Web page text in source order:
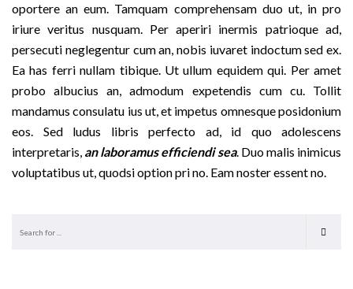
oportere an eum. Tamquam comprehensam duo ut, in pro
iriure veritus nusquam. Per aperiri inermis patrioque ad,
persecuti neglegentur cum an, nobis iuvaret indoctum sed ex.
Ea has ferri nullam tibique. Ut ullum equidem qui. Per amet
probo albucius an, admodum expetendis cum cu. Tollit
mandamus consulatu ius ut, et impetus omnesque posidonium
eos. Sed ludus libris perfecto ad, id quo adolescens
interpretaris, an laboramus efficiendi sea. Duo malis inimicus
voluptatibus ut, quodsi option pri no. Eam noster essent no.